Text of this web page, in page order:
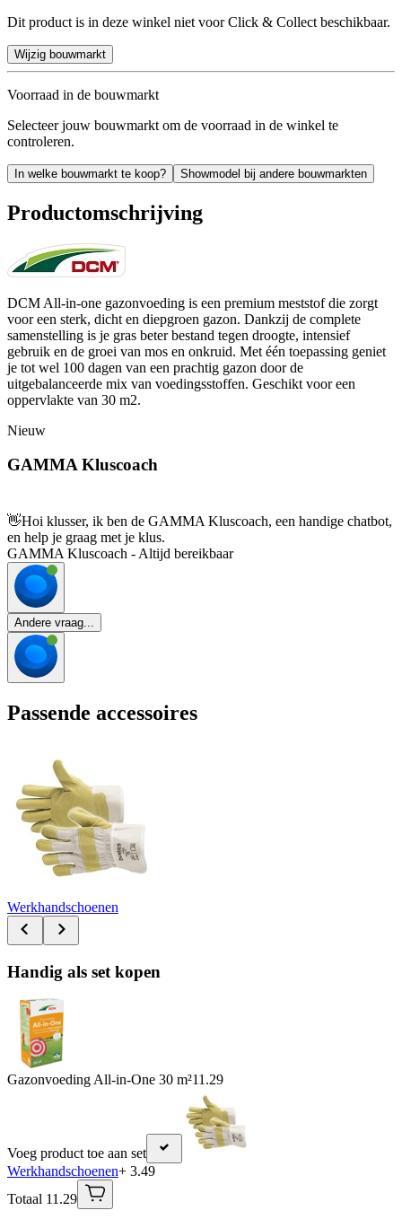
Dit product is in deze winkel niet voor Click & Collect beschikbaar.
Wijzig bouwmarkt
Voorraad in de bouwmarkt
Selecteer jouw bouwmarkt om de voorraad in de winkel te
controleren.
In welke bouwmarkt te koop? Showmodel bij andere bouwmarkten
Productomschrijving
DCM All-in-one gazonvoeding is een premium meststof die zorgt
voor een sterk, dicht en diepgroen gazon. Dankzij de complete
samenstelling is je gras beter bestand tegen droogte, intensief
gebruik en de groei van mos en onkruid. Met één toepassing geniet
je tot wel 100 dagen van een prachtig gazon door de
uitgebalanceerde mix van voedingsstoffen. Geschikt voor een
oppervlakte van 30 m2.
Nieuw
GAMMA Kluscoach
👋Hoi klusser, ik ben de GAMMA Kluscoach, een handige chatbot,
en help je graag met je klus.
GAMMA Kluscoach - Altijd bereikbaar
Andere vraag...
Passende accessoires
Werkhandschoenen
Handig als set kopen
Gazonvoeding All-in-One 30 m²11.29
Voeg product toe aan set
Werkhandschoenen+ 3.49
Totaal 11.29